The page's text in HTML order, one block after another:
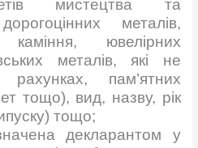
мистецтва та
металів,
каміння, ювелірних
металів, які не
пам’ятних
тощо), вид, назву, рік
тощо;
декларантом у